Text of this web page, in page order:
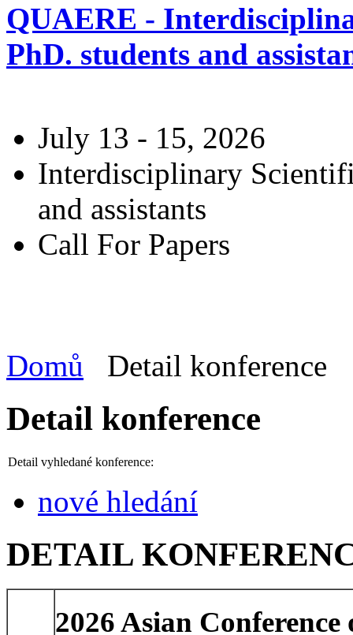
QUAERE -
PhD. students and
July 13 - 15, 2026
Interdisciplinary
and assistants
Call For Papers
Domů Detail konference
Detail konference
Detail vyhledané konference:
nové hledání
DETAIL
2026 Asian